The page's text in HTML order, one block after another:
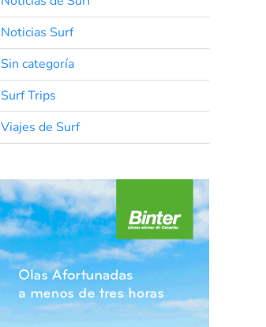
Noticias Surf
Sin categoría
Surf Trips
Viajes de Surf